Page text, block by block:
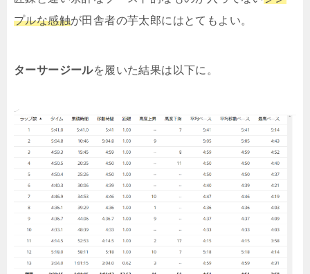
プルな感触が田舎者の芋太郎にはとてもよい。
ターサージールを履いた結果は以下に。